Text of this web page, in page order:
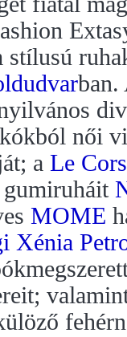
stílusú
ban.
női
a Le
gumiruháit
MOME
Xénia